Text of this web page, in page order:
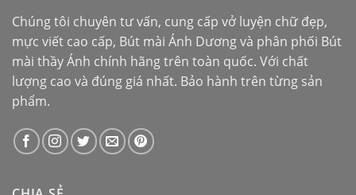
Chúng tôi chuyên tư vấn, cung cấp vở luyện chữ đẹp,
mực viết cao cấp, Bút mài Ánh Dươngvà phân phối Bút
mài thầy Ánh chính hãng trên toàn quốc. Với chất
lượng cao và đúng giá nhất. Bảo hành trên từng sản
phẩm.